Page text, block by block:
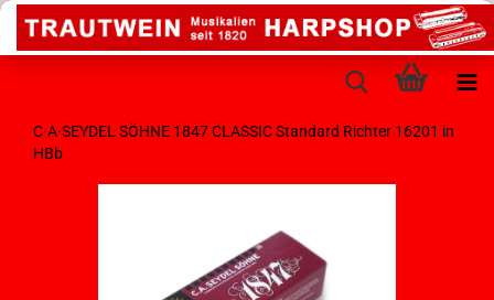
C·A·SEYDEL SÖHNE 1847 CLASSIC Standard Richter 16201 in
HBb